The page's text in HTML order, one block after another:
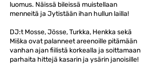
luomus. Näissä bileissä muistellaan
menneitä ja Jytistään ihan hullun lailla!
DJ:t Mosse, Jösse, Turkka, Henkka sekä
Miška ovat palanneet areenoille pitämään
vanhan ajan fiilistä korkealla ja soittamaan
parhaita hittejä kasarin ja ysärin janoisille!